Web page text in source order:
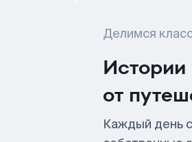
Делимся
Истории
от
Каждый день